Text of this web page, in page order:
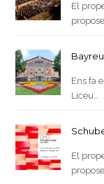
El
Ens fa
Liceu…
El